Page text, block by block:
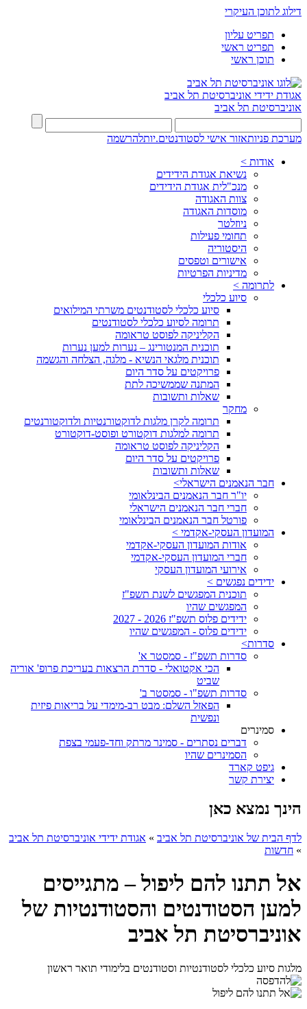
דילוג לתוכן העיקרי
תפריט עליון
תפריט ראשי
תוכן ראשי
אגודת ידידי אוניברסיטת תל אביב
אוניברסיטת תל אביב
מערכת פניותאזור אישי לסטודנטים.יותלהרשמה
אודות >
נשיאת אגודת הידידים
מנכ"לית אגודת הידידים
צוות האגודה
מוסדות האגודה
ניוזלטר
תחומי פעילות
היסטוריה
אישורים וטפסים
מדיניות הפרטיות
לתרומה >
סיוע כלכלי
סיוע כלכלי לסטודנטים משרתי המילואים
תרומה לסיוע כלכלי לסטודנטים
הקליניקה לפוסט טראומה
תוכנית המנטורינג – נערות למען נערות
תוכנית מלגאי הנשיא - מלגה, הצלחה והגשמה
פרויקטים על סדר היום
המתנה שממשיכה לתת
שאלות ותשובות
מחקר
תרומה לקרן מלגות לדוקטורנטיות ולדוקטורנטים
תרומה למלגות דוקטורט ופוסט-דוקטורט
הקליניקה לפוסט טראומה
פרויקטים על סדר היום
שאלות ותשובות
חבר הנאמנים הישראלי>
יו"ר חבר הנאמנים הבינלאומי
חברי חבר הנאמנים הישראלי
פורטל חבר הנאמנים הבינלאומי
המועדון העסקי-אקדמי >
אודות המועדון העסקי-אקדמי
חברי המועדון העסקי-אקדמי
אירועי המועדון העסקי
ידידים נפגשים >
תוכנית המפגשים לשנת תשפ"ז
המפגשים שהיו
ידידים פלוס תשפ"ז 2026 - 2027
ידידים פלוס - המפגשים שהיו
סדרות>
סדרות תשפ"ז - סמסטר א'
הכי אקטואלי - סדרת הרצאות בעריכת פרופ' אוריה
שביט
סדרות תשפ"ו - סמסטר ב'
הפאזל השלם: מבט רב-מימדי על בריאות פיזית
ונפשית
סמינרים
דברים נסתרים - סמינר מרתק וחד-פעמי בצפת
הסמינרים שהיו
גיפט קארד
יצירת קשר
הינך נמצא כאן
לדף הבית של אוניברסיטת תל אביב » אגודת ידידי אוניברסיטת תל אביב
» חדשות
אל תתנו להם ליפול – מתגייסים
למען הסטודנטים והסטודנטיות של
אוניברסיטת תל אביב
מלגות סיוע כלכלי לסטודנטיות וסטודנטים בלימודי תואר ראשון